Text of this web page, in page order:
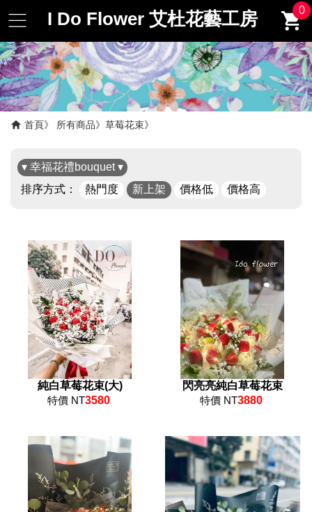
I Do Flower 艾杜花藝工房 0
首頁 所有商品 草莓花束
▾ 幸福花禮bouquet ▾
排序方式：
熱門度 新上架 價格低 價格高
純白草莓花束(大)
特價 NT3580
閃亮亮純白草莓花束
特價 NT3880